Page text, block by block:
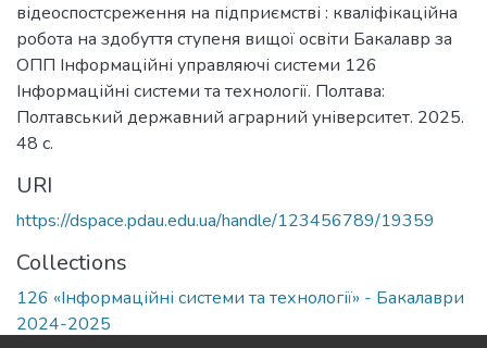
відеоспостсреження на підприємстві : кваліфікаційна
робота на здобуття ступеня вищої освіти Бакалавр за
ОПП Інформаційні управляючі системи 126
Інформаційні системи та технології. Полтава:
Полтавський державний аграрний університет. 2025.
48 с.
URI
https://dspace.pdau.edu.ua/handle/123456789/19359
Collections
126 «Інформаційні системи та технології» - Бакалаври
2024-2025